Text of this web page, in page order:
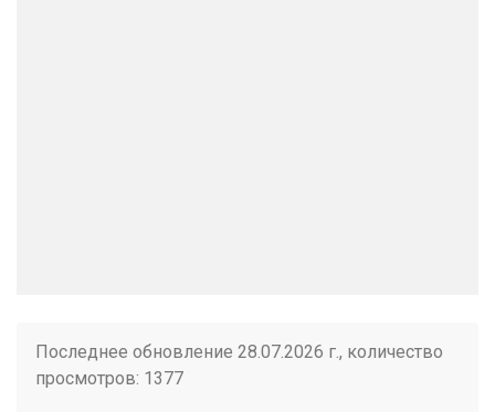
Последнее обновление 28.07.2026 г., количество
просмотров: 1377